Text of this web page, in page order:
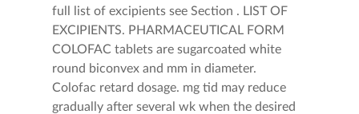
full list of excipients see Section . LIST OF
EXCIPIENTS. PHARMACEUTICAL FORM
COLOFAC tablets are sugarcoated white
round biconvex and mm in diameter.
Colofac retard dosage. mg tid may reduce
gradually after several wk when the desired